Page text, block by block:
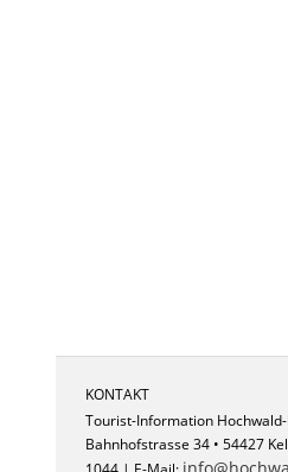
KONTAKT
Tourist-Information
Bahnhofstrasse 34 • 54427